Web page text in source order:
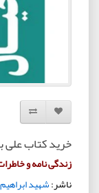
افزودن به لیست
مقایسه
خرید کتاب علی
زندگی نامه و
ناشر:شهید